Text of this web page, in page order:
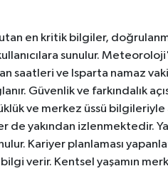
en kritik bilgiler,
sunulur.
saatleri ve Isparta namaz
Güvenlik ve farkındalık
ve merkez üssü bilgileriyle
yakından izlenmektedir.
Kariyer planlaması
verir. Kentsel yaşamın